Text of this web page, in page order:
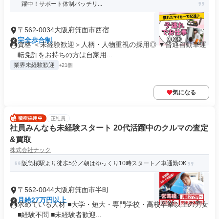
躍中！サポート体制バッチリ...
〒562-0034大阪府箕面市西宿
完全歩合制
資格 ＜未経験歓迎＞人柄・人物重視の採用◎ ▼普通自動車運
転免許をお持ちの方は自家用...
業界未経験歓迎 +21個
気になる
正社員
社員みんなも未経験スタート 20代活躍中のクルマの査定
&買取
株式会社ナック
阪急桜駅より徒歩5分／朝はゆっくり10時スタート／車通勤OK
〒562-0044大阪府箕面市半町
月給27万円以上
求めている人材 ■大学・短大・専門学校・高校卒業以上の男女
■経験不問 ■未経験者歓迎...